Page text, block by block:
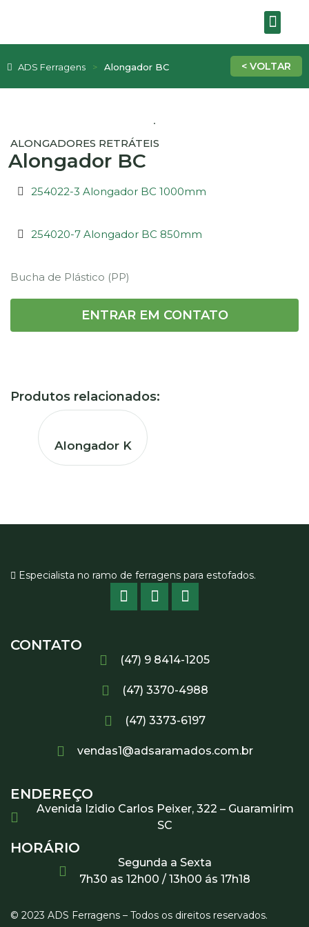
ADS Ferragens Alongador BC
ALONGADORES RETRÁTEIS
Alongador BC
254022-3 Alongador BC 1000mm
254020-7 Alongador BC 850mm
Bucha de Plástico (PP)
ENTRAR EM CONTATO
Produtos relacionados:
Alongador K
Especialista no ramo de ferragens para estofados.
CONTATO
(47) 9 8414-1205
(47) 3370-4988
(47) 3373-6197
vendas1@adsaramados.com.br
ENDEREÇO
Avenida Izidio Carlos Peixer, 322 – Guaramirim
SC
HORÁRIO
Segunda a Sexta
7h30 as 12h00 / 13h00 ás 17h18
© 2023 ADS Ferragens – Todos os direitos reservados.